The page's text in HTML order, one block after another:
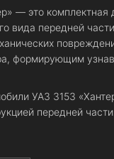
— это комплектная
вида передней
формирующим
УАЗ 3153
передней